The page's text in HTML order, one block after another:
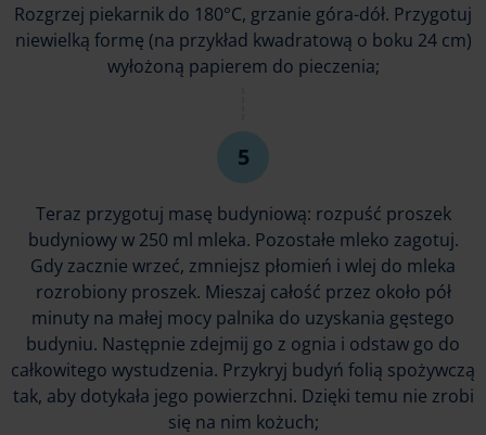
Rozgrzej piekarnik do 180°C, grzanie góra-dół. Przygotuj
niewielką formę (na przykład kwadratową o boku 24 cm)
wyłożoną papierem do pieczenia;
Teraz przygotuj masę budyniową: rozpuść proszek
budyniowy w 250 ml mleka. Pozostałe mleko zagotuj.
Gdy zacznie wrzeć, zmniejsz płomień i wlej do mleka
rozrobiony proszek. Mieszaj całość przez około pół
minuty na małej mocy palnika do uzyskania gęstego
budyniu. Następnie zdejmij go z ognia i odstaw go do
całkowitego wystudzenia. Przykryj budyń folią spożywczą
tak, aby dotykała jego powierzchni. Dzięki temu nie zrobi
się na nim kożuch;